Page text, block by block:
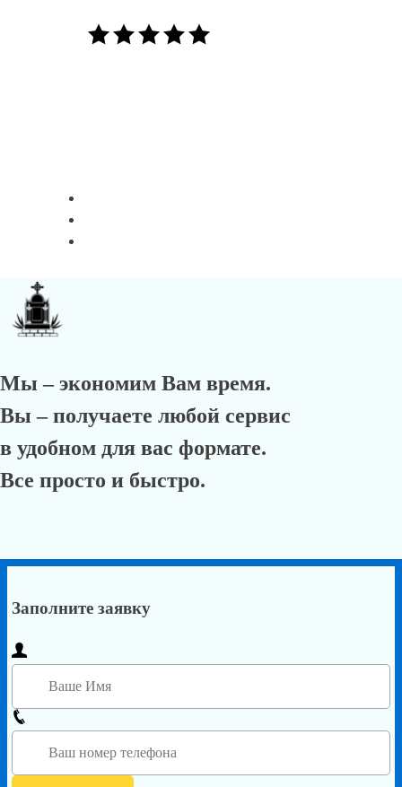
Мы – экономим Вам время.
Вы – получаете любой сервис
в удобном для вас формате.
Все просто и быстро.
Заполните заявку